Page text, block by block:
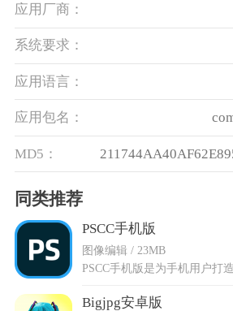
应用厂商：
系统要求：
应用语言：
应用包名：
MD5：
同类推荐
PSCC手机版
图像编辑 / 23MB
Bigjpg安卓版